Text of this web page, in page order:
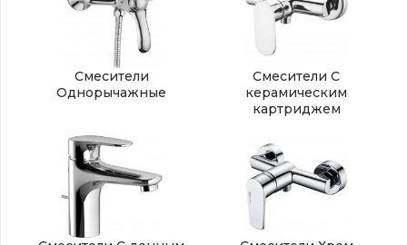
Смесители
Однорычажные
Смесители С
керамическим
картриджем